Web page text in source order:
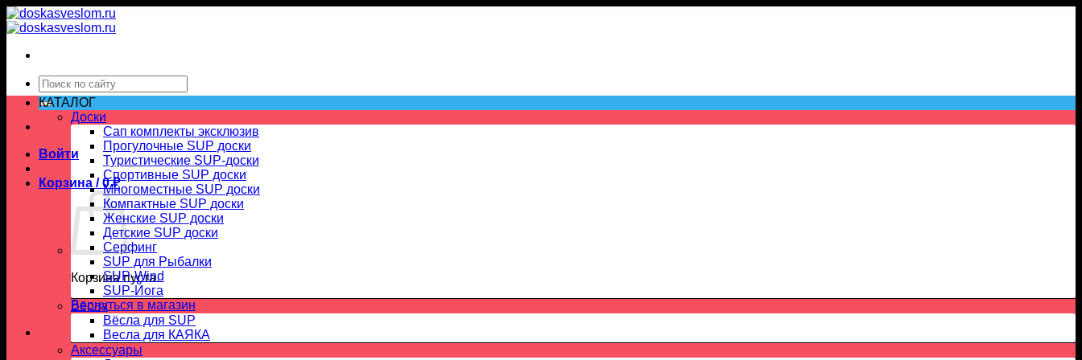
Skip
to
Искать:
Войти
Корзина /0₽
Корзина пуста.
Вернуться в магазин
КАТАЛОГ
Доски
Сап комплекты эксклюзив
Прогулочные SUP доски
Туристические SUP-доски
Спортивные SUP доски
Многоместные SUP доски
Компактные SUP доски
Женские SUP доски
Детские SUP доски
Серфинг
SUP для Рыбалки
SUP-Wind
SUP-Йога
Вёсла
Вёсла для SUP
Весла для КАЯКА
Аксессуары